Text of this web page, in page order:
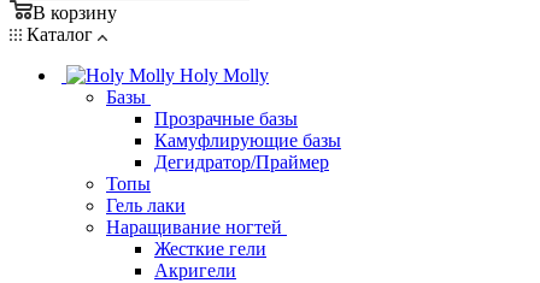
В корзину
Каталог
Holy Molly
Базы
Прозрачные базы
Камуфлирующие базы
Дегидратор/Праймер
Топы
Гель лаки
Наращивание ногтей
Жесткие гели
Акригели